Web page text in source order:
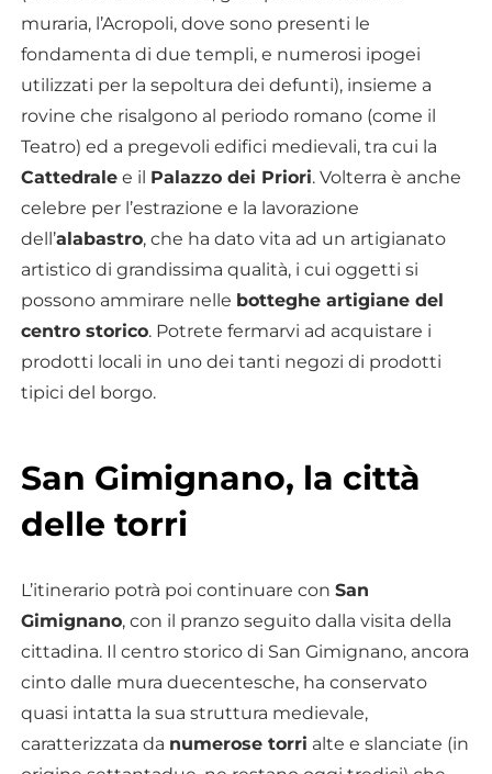
muraria, l’Acropoli, dove sono presenti le
fondamenta di due templi, e numerosi ipogei
utilizzati per la sepoltura dei defunti), insieme a
rovine che risalgono al periodo romano (come il
Teatro) ed a pregevoli edifici medievali, tra cui la
Cattedralee il Palazzo dei Priori. Volterra è anche
celebre per l’estrazione e la lavorazione
dell’alabastro, che ha dato vita ad un artigianato
artistico di grandissima qualità, i cui oggetti si
possono ammirare nelle botteghe artigiane del
centro storico. Potrete fermarvi ad acquistare i
prodotti locali in uno dei tanti negozi di prodotti
tipici del borgo.
San Gimignano, la città
delle torri
L’itinerario potrà poi continuare con San
Gimignano, con il pranzo seguito dalla visita della
cittadina. Il centro storico di San Gimignano, ancora
cinto dalle mura duecentesche, ha conservato
quasi intatta la sua struttura medievale,
caratterizzata da numerose torri alte e slanciate (in